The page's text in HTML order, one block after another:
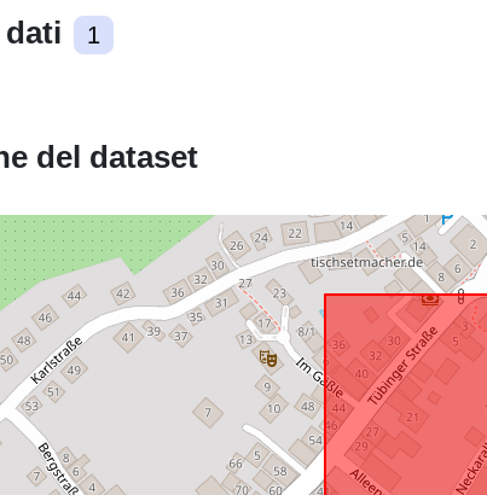
1
del dataset